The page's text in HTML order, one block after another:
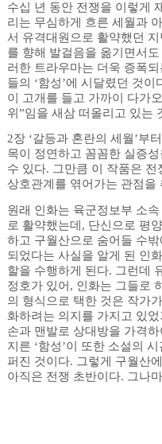
수십 년 동안 전쟁을 이렇게
리는 무심하게 흐른 세월과
서 유격대원으로 활약했던
를 향해 발걸음을 옮기면서
러한 트라우마는 더욱 증폭
들의 ‘함성’에 시달렸던 것이
이 고개를 들고 가까이 다가
위 ”임을 새삼 떠올리고 있는
2장 ‘갈등과 혼란의 세월’부
목이 정연하고 꼼꼼한 실증
수 있다. 그만큼 이 작품은
상호관계를 엮어가는 관점을
원래 인화는 육군정보부 소
로 활약했는데 , 단신으로 평
하고 구월산으로 숨어들 수
되었다는 사실을 알게 된 인
할을 수행하게 된다. 그런데
정호가 있어 , 인화는 그들로
의 형식으로 택한 것은 작가
화하려는 의지를 가지고 있
손과 맨발로 상대방을 가격
지른 ‘함성’이 또한 소설의
퍼진 것이다. 그렇게 구월산
아직은 전쟁 초반이다. 그나